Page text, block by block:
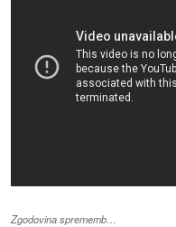
Zgodovina sprememb…